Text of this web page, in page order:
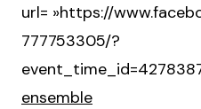
url= »https://
777753305/?
ensemble